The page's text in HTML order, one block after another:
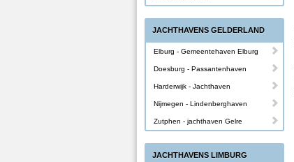
JACHTHAVENS GELDERLAND
Elburg - Gemeentehaven Elburg
Doesburg - Passantenhaven
Harderwijk - Jachthaven
Nijmegen - Lindenberghaven
Zutphen - jachthaven Gelre
JACHTHAVENS LIMBURG